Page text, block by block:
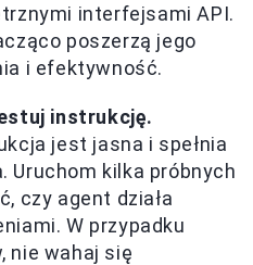
interfejsami API.
poszerzą jego
i efektywność.
instrukcję.
jest jasna i spełnia
Uruchom kilka próbnych
czy agent działa
W przypadku
nie wahaj się